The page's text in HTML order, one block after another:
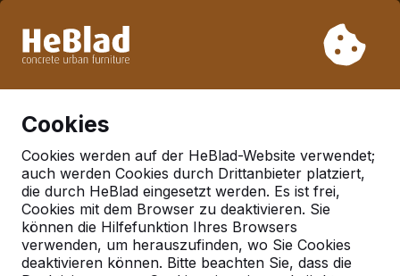
Woche 33 nicht. Bitte berücksichtigen Sie daher längere
Cookies
Cookies werden auf der HeBlad-Website verwendet;
auch werden Cookies durch Drittanbieter platziert,
die durch HeBlad eingesetzt werden. Es ist frei,
Cookies mit dem Browser zu deaktivieren. Sie
können die Hilfefunktion Ihres Browsers
verwenden, um herauszufinden, wo Sie Cookies
deaktivieren können. Bitte beachten Sie, dass die
Deutschland
Referenties in:Hofheim
am taunus